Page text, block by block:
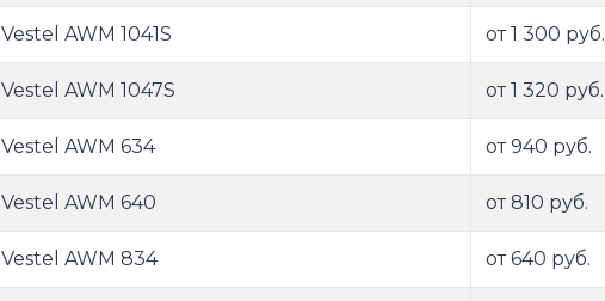
AWM 1041S от 1 300 руб.
AWM 1047S от 1 320 руб.
AWM 634 от 940 руб.
AWM 640 от 810 руб.
AWM 834 от 640 руб.